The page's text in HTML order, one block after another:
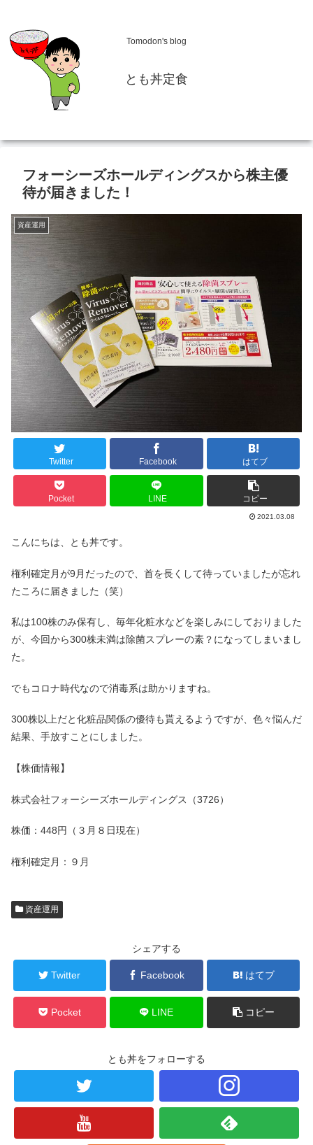
Tomodon's blog
とも丼定食
フォーシーズホールディングスから株主優
待が届きました！
資産運用
Twitter Facebook はてブ
Pocket LINE コピー
2021.03.08
こんにちは、とも丼です。
権利確定月が9月だったので、首を長くして待っていましたが忘れ
たころに届きました（笑）
私は100株のみ保有し、毎年化粧水などを楽しみにしておりました
が、今回から300株未満は除菌スプレーの素？になってしまいまし
た。
でもコロナ時代なので消毒系は助かりますね。
300株以上だと化粧品関係の優待も貰えるようですが、色々悩んだ
結果、手放すことにしました。
【株価情報】
株式会社フォーシーズホールディングス（3726）
株価：448円（３月８日現在）
権利確定月：９月
資産運用
シェアする
Twitter Facebook はてブ
Pocket LINE コピー
とも丼をフォローする